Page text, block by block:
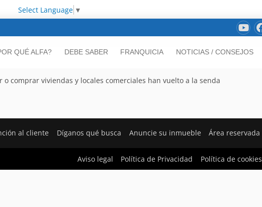
Select Language ▼
QUÉ ALFA? DEBE SABER FRANQUICIA NOTICIAS / CONSEJOS
comprar viviendas y locales comerciales han vuelto a la senda
al cliente Díganos qué busca Anuncie su inmueble Área reservada
Aviso legal Política de Privacidad Política de cookies